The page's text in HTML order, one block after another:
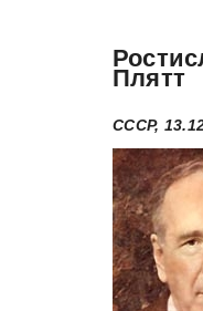
Плятт
СССР,